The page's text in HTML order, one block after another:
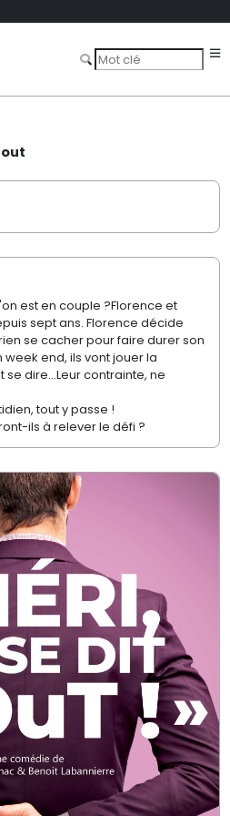
est en couple ?‍‍Florence et
sept ans. Florence décide
se cacher pour faire durer son
end, ils vont jouer la
dire...Leur contrainte, ne
tout y passe !
ils à relever le défi ?